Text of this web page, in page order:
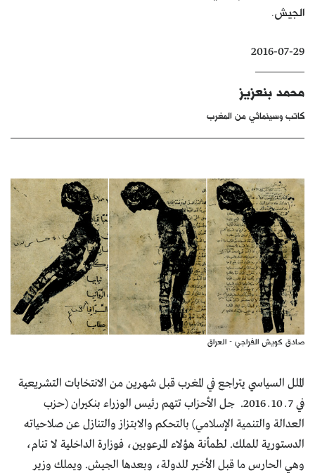
كتّابنا
الأرشيف
الجيش.
2016-07-29
محمد بنعزيز
كاتب وسينمائي من المغرب
صادق كويش الفراجي - العراق
الملل السياسي يتراجع في المغرب قبل شهرين من الانتخابات التشريعية
في 7 ــ 10 ــ 2016. جل الأحزاب تتهم رئيس الوزراء بنكيران (حزب
العدالة والتنمية الإسلامي) بالتحكم والابتزاز والتنازل عن صلاحياته
الدستورية للملك. لطمأنة هؤلاء المرعوبين، فوزارة الداخلية لا تنام،
وهي الحارس ما قبل الأخير للدولة، وبعدها الجيش. ويملك وزير